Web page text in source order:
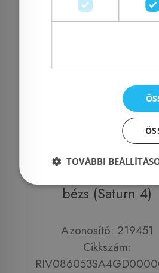
Radeco River 2
fürdőszobai
bézs (Saturn 4)
Azonosító: 219451
Cikkszám:
TOVÁBBI